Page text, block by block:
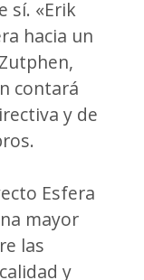
sí. «Erik
hacia un
contará
y de
Esfera
mayor
las
y